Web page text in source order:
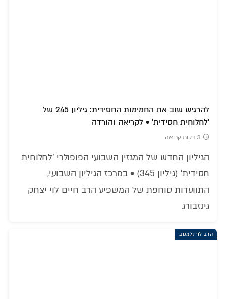
להרגיש שוב את החמימות החסידית: גיליון 245 של
'לחלוחית חסידית' • לקריאה והורדה
3 דקות קריאה
הגיליון החדש של המגזין השבועי הפופולרי 'לחלוחית
חסידית' (גיליון 345) • במרכז הגיליון השבועי,
התוועדות סוחפת של המשפיע הרב חיים לוי יצחק
גינזבורג
הרב לוי זלמנוב